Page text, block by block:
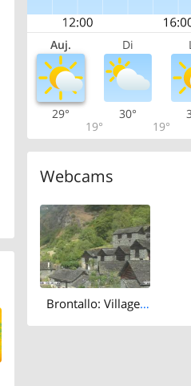
Auj. Di
29°
19°
30°
19°
Webcams
Brontallo: Village de